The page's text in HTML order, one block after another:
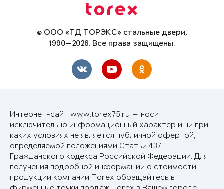
© ООО «ТД ТОРЭКС» стальные двери,
1990—2026. Все права защищены.
Интернет-сайт www.torex75.ru — носит
исключительно информационный характер и ни при
каких условиях не является публичной офертой,
определяемой положениями Статьи 437
Гражданского кодекса Российской Федерации. Для
получения подробной информации о стоимости
продукции компании Torex обращайтесь в